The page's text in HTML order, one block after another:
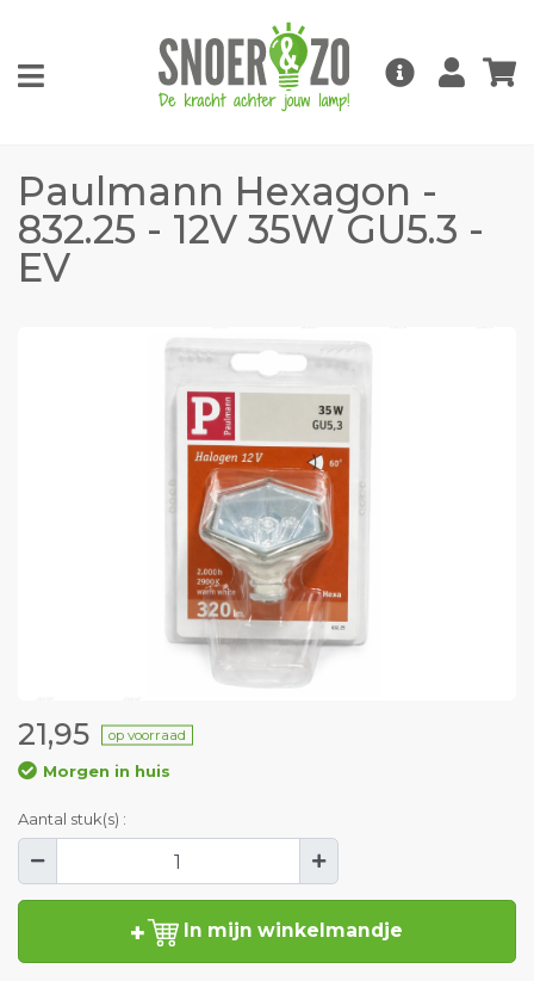
Paulmann Hexagon -
832.25 - 12V 35W GU5.3 -
EV
21,95 op voorraad
Morgen in huis
Aantal stuk(s) :
In mijn winkelmandje